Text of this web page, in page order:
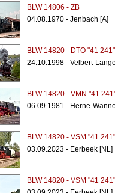
BLW 14806 - ZB
04.08.1970 - Jenbach [A]
BLW 14820 - DTO "41 241"
24.10.1998 - Velbert-
BLW 14820 - VMN "41
06.09.1981 - Herne-
BLW 14820 - VSM "41 241"
03.09.2023 - Eerbeek [NL]
BLW 14820 - VSM "41 241"